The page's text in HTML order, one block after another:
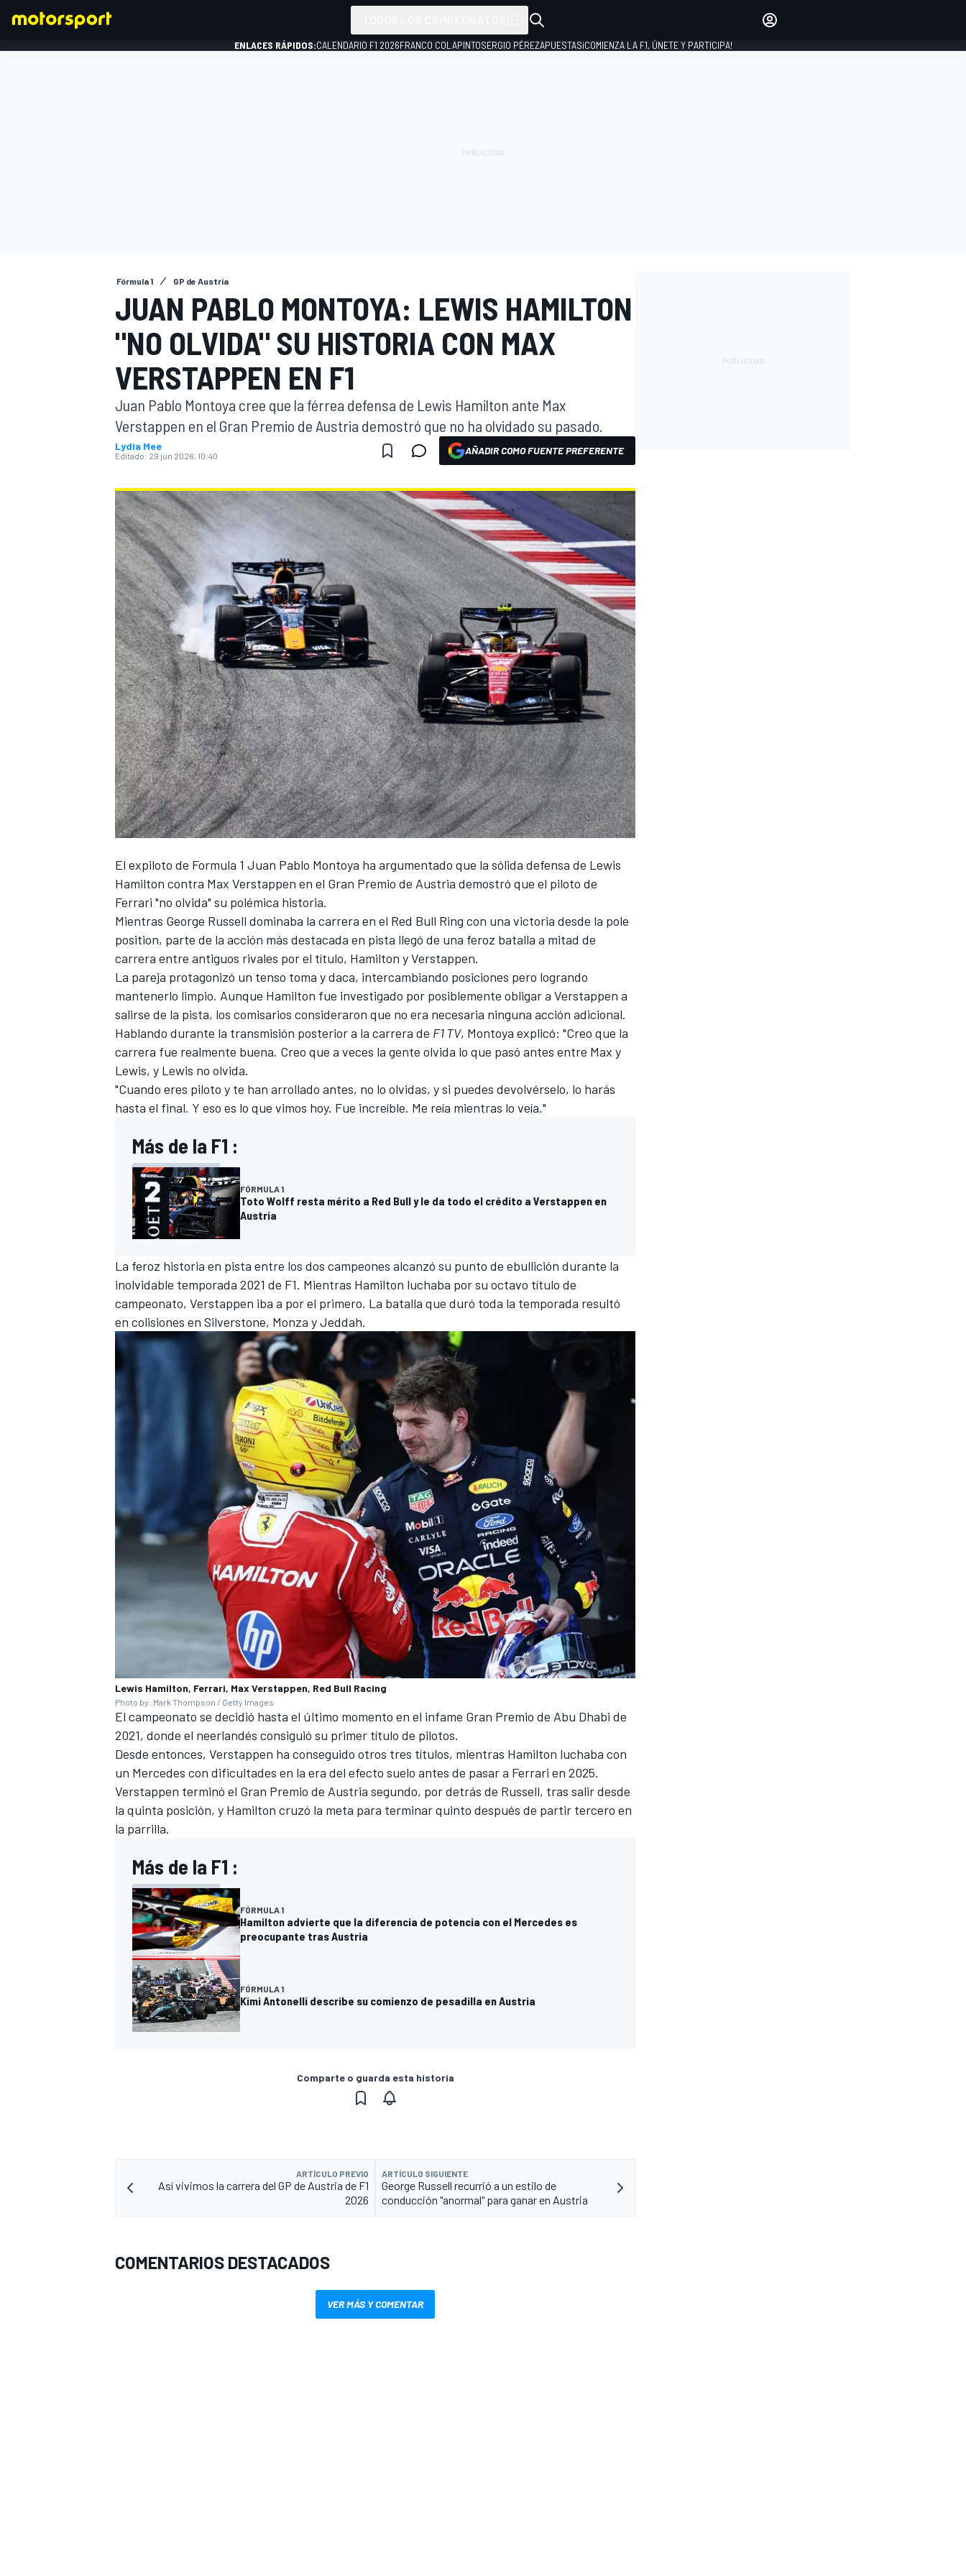
INDYCAR
MOTOGP
NASCAR CUP
FÓRMULA E
WRC
MÁS CATEGORÍAS
INICIAR SESIÓN
ENLACES RÁPIDOS:CALENDARIO F1 2026FRANCO COLAPINTOSERGIO PÉREZAPUESTAS¡COMIENZA LA F1, ÚNETE Y PARTICIPA!
Fórmula 1 GP de Austria
JUAN PABLO MONTOYA: LEWIS HAMILTON
"NO OLVIDA" SU HISTORIA CON MAX
VERSTAPPEN EN F1
Juan Pablo Montoya cree que la férrea defensa de Lewis Hamilton ante Max
Verstappen en el Gran Premio de Austria demostró que no ha olvidado su pasado.
Lydia Mee
Editado: 29 jun 2026, 10:40 AÑADIR COMO FUENTE PREFERENTE
El expiloto de Formula 1 Juan Pablo Montoya ha argumentado que la sólida defensa de Lewis
Hamilton contra Max Verstappen en el Gran Premio de Austria demostró que el piloto de
Ferrari "no olvida" su polémica historia.
Mientras George Russell dominaba la carrera en el Red Bull Ring con una victoria desde la pole
position, parte de la acción más destacada en pista llegó de una feroz batalla a mitad de
carrera entre antiguos rivales por el título, Hamilton y Verstappen.
La pareja protagonizó un tenso toma y daca, intercambiando posiciones pero logrando
mantenerlo limpio. Aunque Hamilton fue investigado por posiblemente obligar a Verstappen a
salirse de la pista, los comisarios consideraron que no era necesaria ninguna acción adicional.
Hablando durante la transmisión posterior a la carrera de F1 TV, Montoya explicó: "Creo que la
carrera fue realmente buena. Creo que a veces la gente olvida lo que pasó antes entre Max y
Lewis, y Lewis no olvida.
"Cuando eres piloto y te han arrollado antes, no lo olvidas, y si puedes devolvérselo, lo harás
hasta el final. Y eso es lo que vimos hoy. Fue increíble. Me reía mientras lo veía."
Más de la F1 :
FÓRMULA 1
Toto Wolff resta mérito a Red Bull y le da todo el crédito a Verstappen en
Austria
La feroz historia en pista entre los dos campeones alcanzó su punto de ebullición durante la
inolvidable temporada 2021 de F1. Mientras Hamilton luchaba por su octavo título de
campeonato, Verstappen iba a por el primero. La batalla que duró toda la temporada resultó
en colisiones en Silverstone, Monza y Jeddah.
Lewis Hamilton, Ferrari, Max Verstappen, Red Bull Racing
Photo by: Mark Thompson / Getty Images
El campeonato se decidió hasta el último momento en el infame Gran Premio de Abu Dhabi de
2021, donde el neerlandés consiguió su primer título de pilotos.
Desde entonces, Verstappen ha conseguido otros tres títulos, mientras Hamilton luchaba con
un Mercedes con dificultades en la era del efecto suelo antes de pasar a Ferrari en 2025.
Verstappen terminó el Gran Premio de Austria segundo, por detrás de Russell, tras salir desde
la quinta posición, y Hamilton cruzó la meta para terminar quinto después de partir tercero en
la parrilla.
Más de la F1 :
FÓRMULA 1
Hamilton advierte que la diferencia de potencia con el Mercedes es
preocupante tras Austria
FÓRMULA 1
Kimi Antonelli describe su comienzo de pesadilla en Austria
Comparte o guarda esta historia
ARTÍCULO PREVIO
Así vivimos la carrera del GP de Austria de F1
2026
ARTÍCULO SIGUIENTE
George Russell recurrió a un estilo de
conducción "anormal" para ganar en Austria
COMENTARIOS DESTACADOS
VER MÁS Y COMENTAR